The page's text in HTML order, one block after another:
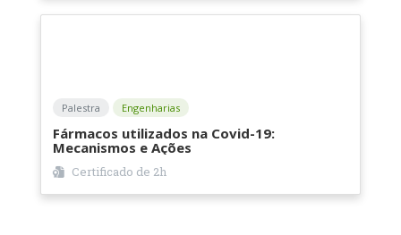
Palestra Engenharias
Fármacos utilizados na Covid-19:
Mecanismos e Ações
Certificado de 2h